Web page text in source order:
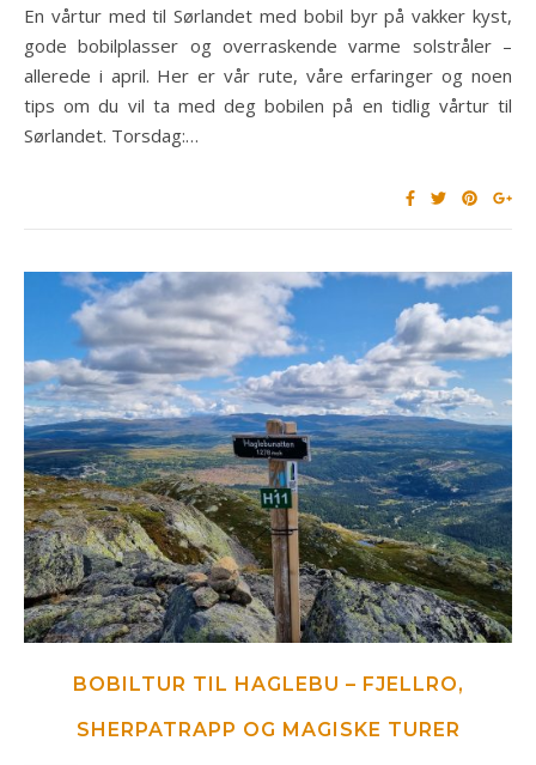
En vårtur med til Sørlandet med bobil byr på vakker kyst,
gode bobilplasser og overraskende varme solstråler –
allerede i april. Her er vår rute, våre erfaringer og noen
tips om du vil ta med deg bobilen på en tidlig vårtur til
Sørlandet. Torsdag:…
BOBILTUR TIL HAGLEBU – FJELLRO,
SHERPATRAPP OG MAGISKE TURER